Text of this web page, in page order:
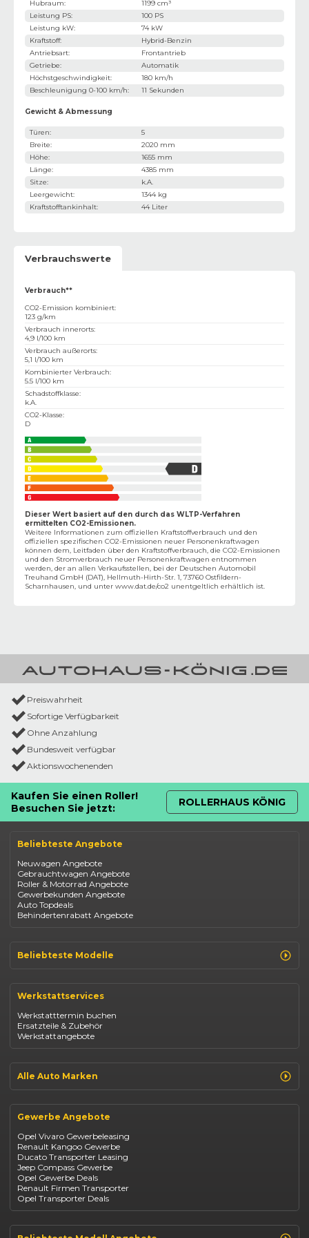
Hubraum:
1199 cm³
Leistung PS:
100 PS
Leistung kW:
74 kW
Kraftstoff:
Hybrid-Benzin
Antriebsart:
Frontantrieb
Getriebe:
Automatik
Höchstgeschwindigkeit:
180 km/h
Beschleunigung 0-100 km/h: 11 Sekunden
Gewicht & Abmessung
Türen:
5
Breite:
2020 mm
Höhe:
1655 mm
Länge:
4385 mm
Sitze:
k.A.
Leergewicht:
1344 kg
Kraftstofftankinhalt: 44 Liter
Verbrauchswerte
Verbrauch**
CO2-Emission kombiniert:
123 g/km
Verbrauch innerorts:
4,9 l/100 km
Verbrauch außerorts:
5,1 l/100 km
Kombinierter Verbrauch:
5.5 l/100 km
Schadstoffklasse:
k.A.
CO2-Klasse:
D
Dieser Wert basiert auf den durch das WLTP-Verfahren
ermittelten CO2-Emissionen.
Weitere Informationen zum offiziellen Kraftstoffverbrauch und den
offiziellen spezifischen CO2-Emissionen neuer Personenkraftwagen
können dem‚ Leitfaden über den Kraftstoffverbrauch, die CO2-Emissionen
und den Stromverbrauch neuer Personenkraftwagen entnommen
werden, der an allen Verkaufsstellen, bei der Deutschen Automobil
Treuhand GmbH (DAT), Hellmuth-Hirth-Str. 1, 73760 Ostfildern-
Scharnhausen, und unter www.dat.de/co2 unentgeltlich erhältlich ist.
Preiswahrheit
Sofortige Verfügbarkeit
Ohne Anzahlung
Bundesweit verfügbar
Aktionswochenenden
Kaufen Sie einen Roller!
Besuchen Sie jetzt:
ROLLERHAUS KÖNIG
Beliebteste Angebote
Neuwagen Angebote
Gebrauchtwagen Angebote
Roller & Motorrad Angebote
Gewerbekunden Angebote
Auto Topdeals
Behindertenrabatt Angebote
Beliebteste Modelle
Opel Corsa
Fiat 500
Dacia Duster
Dacia Sandero
Jeep Compass
Suzuki Vitara
Suzuki Swift
Mazda CX-30
Werkstattservices
Werkstatttermin buchen
Ersatzteile & Zubehör
Werkstattangebote
Alle Auto Marken
Opel
Fiat
Jeep
Suzuki
BYD
Kia
Mazda
Citroën
Abarth
Fiat Professional
Gewerbe Angebote
Opel Vivaro Gewerbeleasing
Renault Kangoo Gewerbe
Ducato Transporter Leasing
Jeep Compass Gewerbe
Opel Gewerbe Deals
Renault Firmen Transporter
Opel Transporter Deals